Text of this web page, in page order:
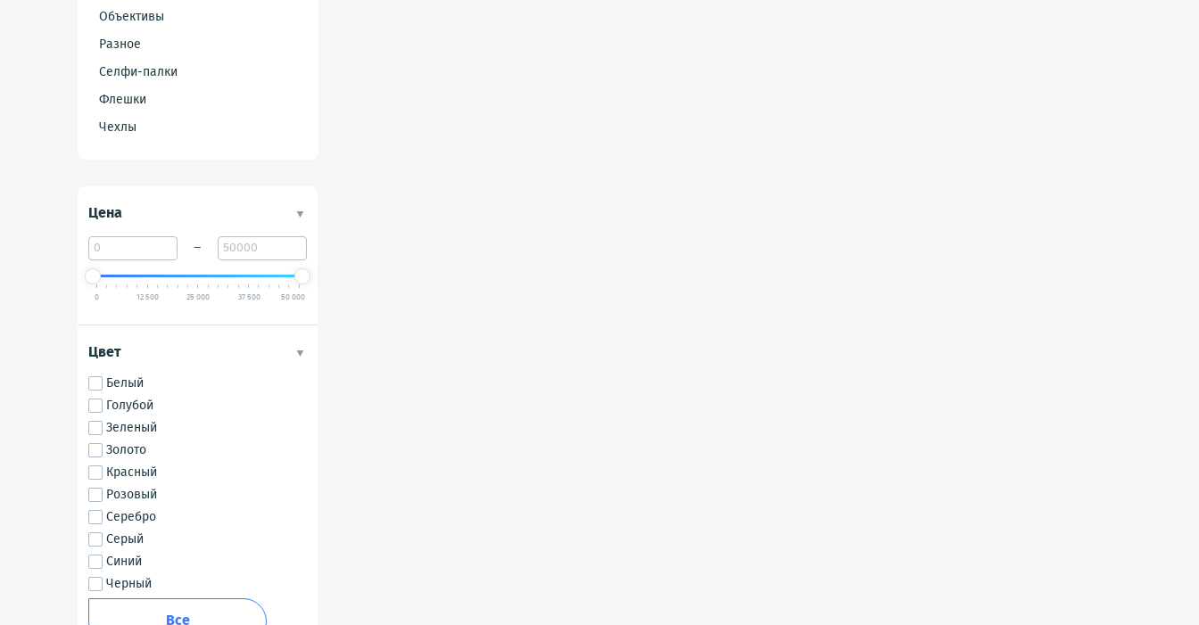
Объективы
Разное
Селфи-палки
Флешки
Чехлы
Цена
–
0 12 500 25 000 37 500 50 000
Цвет
Белый
Голубой
Зеленый
Золото
Красный
Розовый
Серебро
Серый
Синий
Черный
Все